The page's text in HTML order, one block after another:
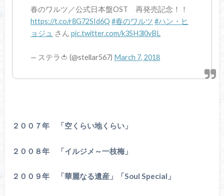
春のワルツ／公式日本盤OST 再発売記念！！
https://t.co/r8G72SId6Q #春のワルツ #ハン・ヒ
ョジュ さんpic.twitter.com/k3SH3l0vBL
— ステラ🍅 (@stellar567) March 7, 2018
２００７年 「空くらい地くらい」
２００８年 「イルジメ～一枝梅」
２００９年 「華麗なる遺産」「Soul Special」